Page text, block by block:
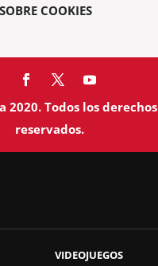
SOBRE COOKIES
2020. Todos los derechos
reservados.
VIDEOJUEGOS